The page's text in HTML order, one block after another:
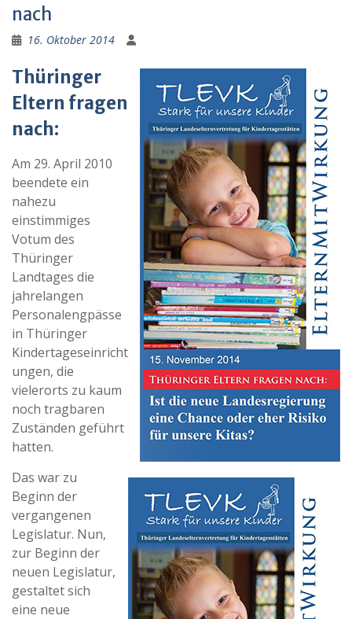
nach
16. Oktober 2014
Thüringer
Eltern fragen
nach:
Am 29. April 2010
beendete ein
nahezu
einstimmiges
Votum des
Thüringer
Landtages die
jahrelangen
Personalengpässe
in Thüringer
Kindertageseinricht
ungen, die
vielerorts zu kaum
noch tragbaren
Zuständen geführt
hatten.
Das war zu
Beginn der
vergangenen
Legislatur. Nun,
zur Beginn der
neuen Legislatur,
gestaltet sich
eine neue